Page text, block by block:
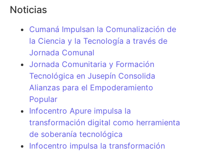
Noticias
Cumaná Impulsan la Comunalización de
la Ciencia y la Tecnología a través de
Jornada Comunal
Jornada Comunitaria y Formación
Tecnológica en Jusepín Consolida
Alianzas para el Empoderamiento
Popular
Infocentro Apure impulsa la
transformación digital como herramienta
de soberanía tecnológica
Infocentro impulsa la transformación